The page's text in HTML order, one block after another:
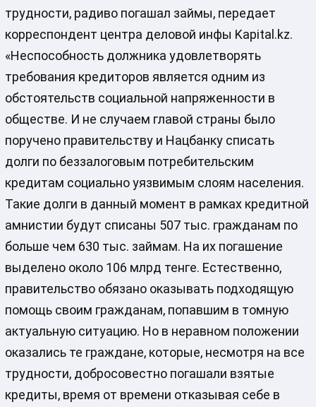
трудности, радиво погашал займы, передает
корреспондент центра деловой инфы Kapital.kz.
«Неспособность должника удовлетворять
требования кредиторов является одним из
обстоятельств социальной напряженности в
обществе. И не случаем главой страны было
поручено правительству и Нацбанку списать
долги по беззалоговым потребительским
кредитам социально уязвимым слоям населения.
Такие долги в данный момент в рамках кредитной
амнистии будут списаны 507 тыс. гражданам по
больше чем 630 тыс. займам. На их погашение
выделено около 106 млрд тенге. Естественно,
правительство обязано оказывать подходящую
помощь своим гражданам, попавшим в томную
актуальную ситуацию. Но в неравном положении
оказались те граждане, которые, несмотря на все
трудности, добросовестно погашали взятые
кредиты, время от времени отказывая себе в